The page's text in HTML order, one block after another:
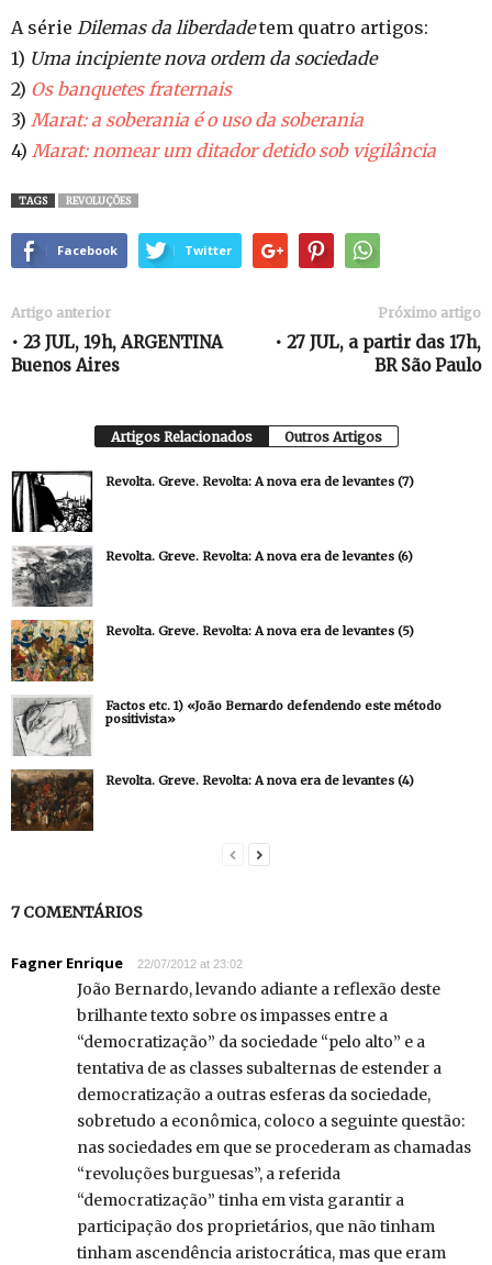
A série Dilemas da liberdadetem quatro artigos:
1) Uma incipiente nova ordem da sociedade
2) Os banquetes fraternais
3) Marat: a soberania é o uso da soberania
4) Marat: nomear um ditador detido sob vigilância
TAGS REVOLUÇÕES
Facebook Twitter
Artigo anterior
• 23 JUL, 19h, ARGENTINA
Buenos Aires
Próximo artigo
• 27 JUL, a partir das 17h,
BR São Paulo
Artigos Relacionados Outros Artigos
Revolta. Greve. Revolta: A nova era de levantes (7)
Revolta. Greve. Revolta: A nova era de levantes (6)
Revolta. Greve. Revolta: A nova era de levantes (5)
Factos etc. 1) «João Bernardo defendendo este método
positivista»
Revolta. Greve. Revolta: A nova era de levantes (4)
7 COMENTÁRIOS
Fagner Enrique 22/07/2012 at 23:02
João Bernardo, levando adiante a reflexão deste
brilhante texto sobre os impasses entre a
“democratização” da sociedade “pelo alto” e a
tentativa de as classes subalternas de estender a
democratização a outras esferas da sociedade,
sobretudo a econômica, coloco a seguinte questão:
nas sociedades em que se procederam as chamadas
“revoluções burguesas”, a referida
“democratização” tinha em vista garantir a
participação dos proprietários, que não tinham
tinham ascendência aristocrática, mas que eram